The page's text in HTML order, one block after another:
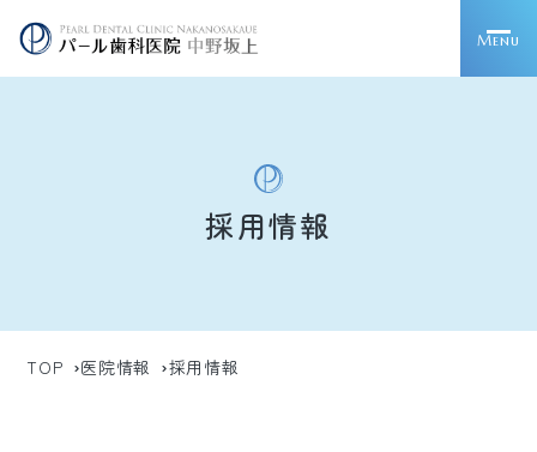
Menu
採用情報
TOP 医院情報 採用情報